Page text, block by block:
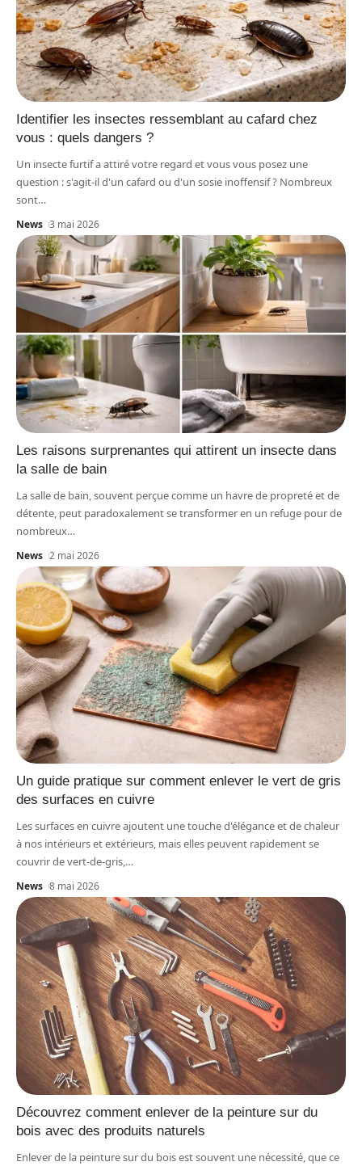
Identifier les insectes ressemblant au cafard chez
vous : quels dangers ?
Un insecte furtif a attiré votre regard et vous vous posez une
question : s'agit-il d'un cafard ou d'un sosie inoffensif ? Nombreux
sont…
News 3 mai 2026
Les raisons surprenantes qui attirent un insecte dans
la salle de bain
La salle de bain, souvent perçue comme un havre de propreté et de
détente, peut paradoxalement se transformer en un refuge pour de
nombreux…
News 2 mai 2026
Un guide pratique sur comment enlever le vert de gris
des surfaces en cuivre
Les surfaces en cuivre ajoutent une touche d'élégance et de chaleur
à nos intérieurs et extérieurs, mais elles peuvent rapidement se
couvrir de vert-de-gris,…
News 8 mai 2026
Découvrez comment enlever de la peinture sur du
bois avec des produits naturels
Enlever de la peinture sur du bois est souvent une nécessité, que ce